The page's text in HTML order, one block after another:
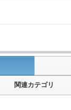
関連カテゴリ